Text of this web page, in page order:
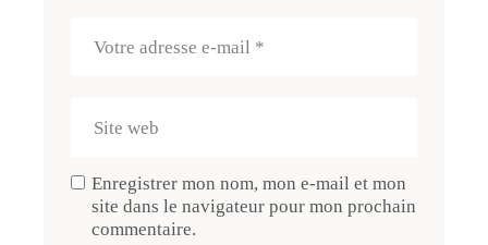
Enregistrer mon nom, mon e-mail et mon
site dans le navigateur pour mon prochain
commentaire.